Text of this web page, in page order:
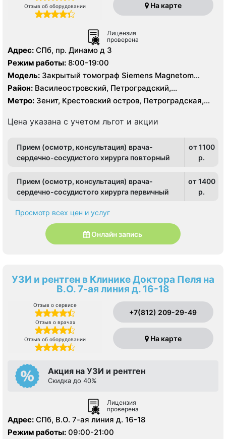
Отзыв об оборудовании На карте
Лицензия
проверена
Адрес: СПб, пр. Динамо д 3
Режим работы: 8:00-19:00
Модель: Закрытый томограф Siemens Magnetom
Essenza 1.5 Тесла, КТ Aquilion 64 фирмы Toshiba 64
среза
Район: Василеостровский, Петроградский,
Приморский
Метро: Зенит, Крестовский остров, Петроградская,
Чкаловская
Цена указана с учетом льгот и акции
Прием (осмотр, консультация) врача-
сердечно-сосудистого хирурга повторный
от 1100
p.
Прием (осмотр, консультация) врача-
сердечно-сосудистого хирурга первичный
от 1400
p.
Просмотр всех цен и услуг
Онлайн запись
УЗИ и рентген в Клинике Доктора Пеля на
В.О. 7-ая линия д. 16-18
Отзыв о сервисе
Отзыв о врачах
Отзыв об оборудовании
+7(812) 209-29-49
На карте
Акция на УЗИ и рентген
Скидка до 40%
Лицензия
проверена
Адрес: СПб, В.О. 7-ая линия д. 16-18
Режим работы: 09:00-21:00